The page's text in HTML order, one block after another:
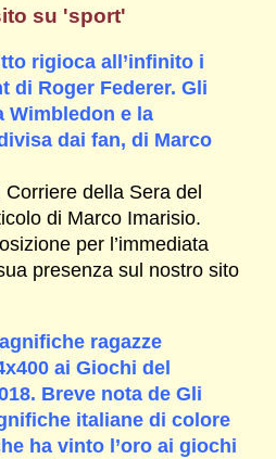
su 'sport'
rigioca all’infinito i
di Roger Federer. Gli
Wimbledon e la
dai fan, di Marco
della Sera del
di Marco Imarisio.
per l’immediata
presenza sul nostro sito
ragazze
ai Giochi del
Breve nota de Gli
italiane di colore
ha vinto l’oro ai giochi